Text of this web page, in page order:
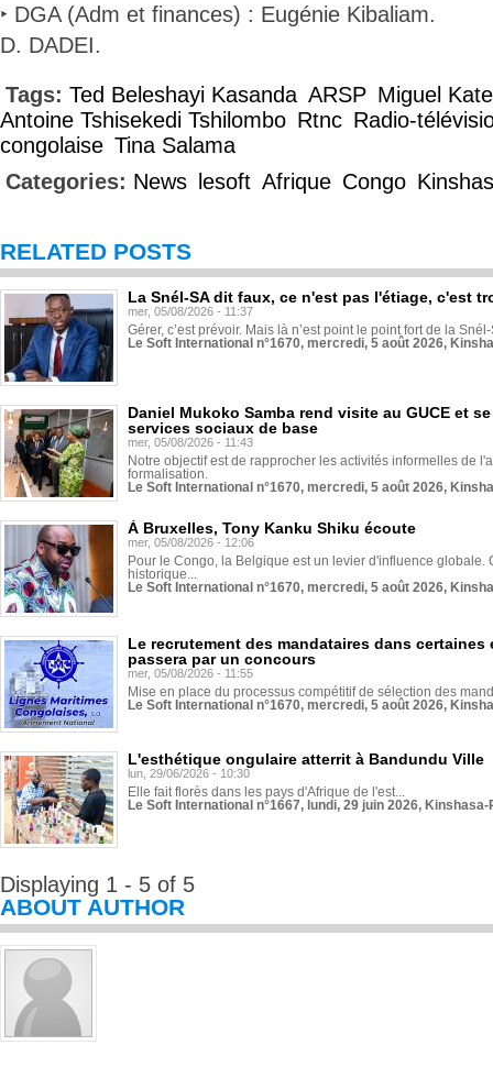
‣ DGA (Adm et finances) : Eugénie Kibaliam.
D. DADEI.
Tags: Ted Beleshayi Kasanda ARSP Miguel
Antoine Tshisekedi Tshilombo Rtnc Radio-
congolaise Tina Salama
Categories: News lesoft Afrique Congo
RELATED POSTS
La Snél-SA dit faux, ce n'est pas l'étiage, c'est
mer, 05/08/2026 - 11:37
Gérer, c’est prévoir. Mais là n’est point le point fort de la
Le Soft International n°1670, mercredi, 5 août 2026,
Daniel Mukoko Samba rend visite au GUCE et
services sociaux de base
mer, 05/08/2026 - 11:43
Notre objectif est de rapprocher les activités informelles de
formalisation.
Le Soft International n°1670, mercredi, 5 août 2026,
À Bruxelles, Tony Kanku Shiku écoute
mer, 05/08/2026 - 12:06
Pour le Congo, la Belgique est un levier d'influence globale.
historique...
Le Soft International n°1670, mercredi, 5 août 2026,
Le recrutement des mandataires dans
passera par un concours
mer, 05/08/2026 - 11:55
Mise en place du processus compétitif de sélection des
Le Soft International n°1670, mercredi, 5 août 2026,
L'esthétique ongulaire atterrit à Bandundu Ville
lun, 29/06/2026 - 10:30
Elle fait florès dans les pays d'Afrique de l'est...
Le Soft International n°1667, lundi, 29 juin 2026,
Displaying 1 - 5 of 5
ABOUT AUTHOR